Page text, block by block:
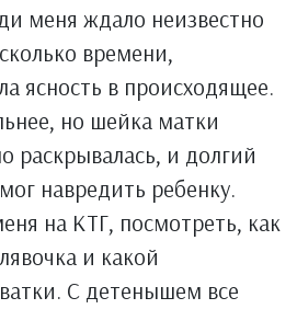
меня ждало неизвестно
времени,
ясность в происходящее.
но шейка матки
раскрывалась, и долгий
навредить ребенку.
на КТГ, посмотреть, как
и какой
С детенышем все